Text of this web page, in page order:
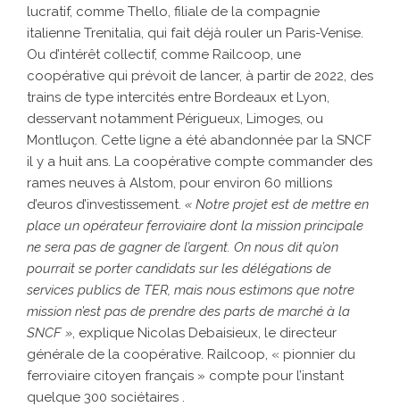
lucratif, comme Thello, filiale de la compagnie
italienne Trenitalia, qui fait déjà rouler un Paris-Venise.
Ou d’intérêt collectif, comme Railcoop, une
coopérative qui prévoit de lancer, à partir de 2022, des
trains de type intercités entre Bordeaux et Lyon,
desservant notamment Périgueux, Limoges, ou
Montluçon. Cette ligne a été abandonnée par la SNCF
il y a huit ans. La coopérative compte commander des
rames neuves à Alstom, pour environ 60 millions
d’euros d’investissement. « Notre projet est de mettre en
place un opérateur ferroviaire dont la mission principale
ne sera pas de gagner de l’argent. On nous dit qu’on
pourrait se porter candidats sur les délégations de
services publics de TER, mais nous estimons que notre
mission n’est pas de prendre des parts de marché à la
SNCF », explique Nicolas Debaisieux, le directeur
générale de la coopérative. Railcoop, « pionnier du
ferroviaire citoyen français » compte pour l’instant
quelque 300 sociétaires .